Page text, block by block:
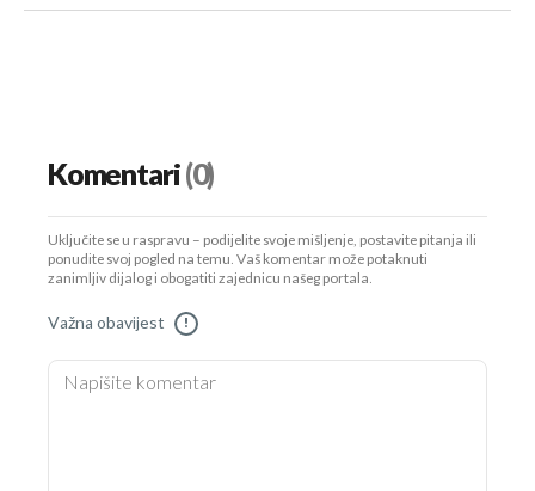
Komentari(0)
Uključite se u raspravu – podijelite svoje mišljenje, postavite pitanja ili
ponudite svoj pogled na temu. Vaš komentar može potaknuti
zanimljiv dijalog i obogatiti zajednicu našeg portala.
Važna obavijest !